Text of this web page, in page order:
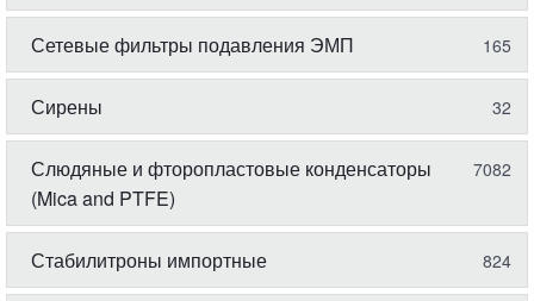
Сетевые фильтры подавления ЭМП 165
Сирены 32
Слюдяные и фторопластовые конденсаторы
(Mica and PTFE)
7082
Стабилитроны импортные 824